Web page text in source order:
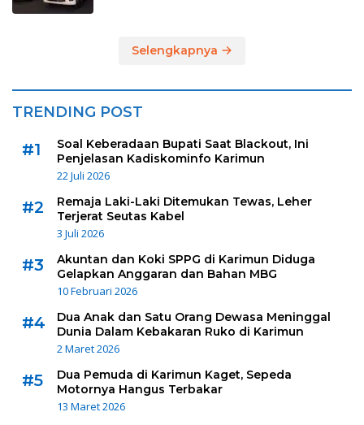
Selengkapnya
TRENDING POST
#1
Soal Keberadaan Bupati Saat Blackout, Ini
Penjelasan Kadiskominfo Karimun
22 Juli 2026
#2
Remaja Laki-Laki Ditemukan Tewas, Leher
Terjerat Seutas Kabel
3 Juli 2026
#3
Akuntan dan Koki SPPG di Karimun Diduga
Gelapkan Anggaran dan Bahan MBG
10 Februari 2026
#4
Dua Anak dan Satu Orang Dewasa Meninggal
Dunia Dalam Kebakaran Ruko di Karimun
2 Maret 2026
#5
Dua Pemuda di Karimun Kaget, Sepeda
Motornya Hangus Terbakar
13 Maret 2026